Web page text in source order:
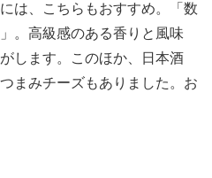
は、こちらもおすすめ。「数
。高級感のある香りと風味
します。このほか、日本酒
まみチーズもありました。お